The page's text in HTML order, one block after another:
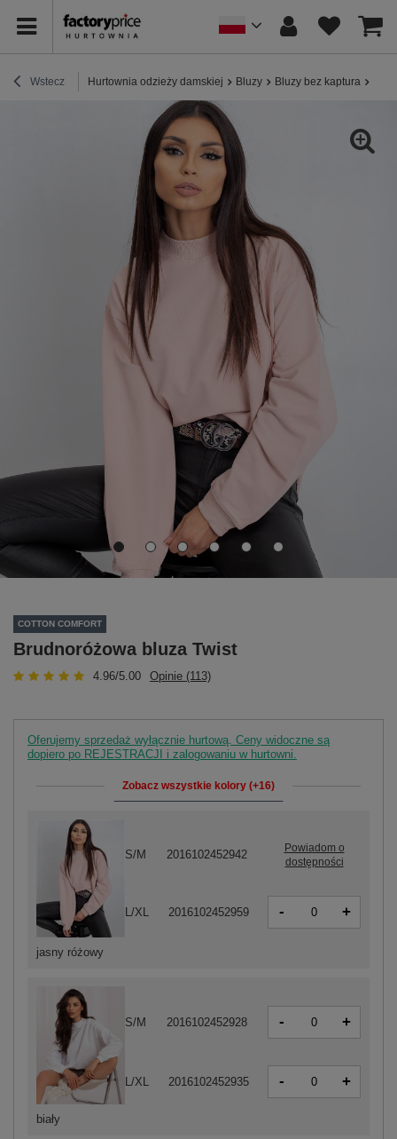
Wstecz Hurtownia odzieży damskiej Bluzy Bluzy bez kaptura
COTTON COMFORT
Brudnoróżowa bluza Twist
4.96/5.00 Opinie (113)
Oferujemy sprzedaż wyłącznie hurtową. Ceny widoczne są
dopiero po REJESTRACJI i zalogowaniu w hurtowni.
Zobacz wszystkie kolory (+16)
biały
S/M 2016102452928 - +
L/XL 2016102452935 - +
jasny różowy
S/M 2016102452942
Powiadom o
dostępności
L/XL 2016102452959 - +